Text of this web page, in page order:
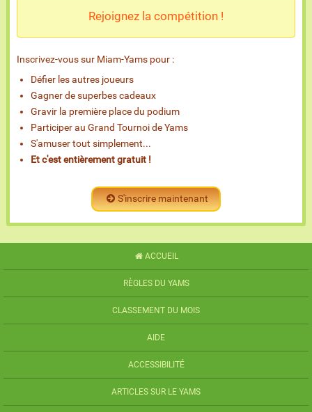
Rejoignez la compétition !
Inscrivez-vous sur Miam-Yams pour :
Défier les autres joueurs
Gagner de superbes cadeaux
Gravir la première place du podium
Participer au Grand Tournoi de Yams
S'amuser tout simplement...
Et c'est entièrement gratuit !
S'inscrire maintenant
ACCUEIL
RÈGLES DU YAMS
CLASSEMENT DU MOIS
AIDE
ACCESSIBILITÉ
ARTICLES SUR LE YAMS